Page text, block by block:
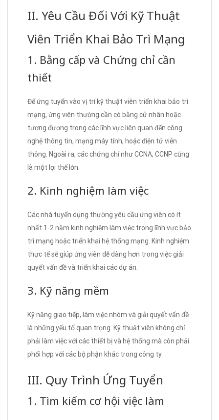
II. Yêu Cầu Đối Với Kỹ Thuật
Viên Triển Khai Bảo Trì Mạng
1. Bằng cấp và Chứng chỉ cần
thiết
Để ứng tuyển vào vị trí kỹ thuật viên triển khai bảo trì
mạng, ứng viên thường cần có bằng cử nhân hoặc
tương đương trong các lĩnh vực liên quan đến công
nghệ thông tin, mạng máy tính, hoặc điện tử viễn
thông. Ngoài ra, các chứng chỉ như CCNA, CCNP cũng
là một lợi thế lớn.
2. Kinh nghiệm làm việc
Các nhà tuyển dụng thường yêu cầu ứng viên có ít
nhất 1-2 năm kinh nghiệm làm việc trong lĩnh vực bảo
trì mạng hoặc triển khai hệ thống mạng. Kinh nghiệm
thực tế sẽ giúp ứng viên dễ dàng hơn trong việc giải
quyết vấn đề và triển khai các dự án.
3. Kỹ năng mềm
Kỹ năng giao tiếp, làm việc nhóm và giải quyết vấn đề
là những yếu tố quan trọng. Kỹ thuật viên không chỉ
phải làm việc với các thiết bị và hệ thống mà còn phải
phối hợp với các bộ phận khác trong công ty.
III. Quy Trình Ứng Tuyển
1. Tìm kiếm cơ hội việc làm